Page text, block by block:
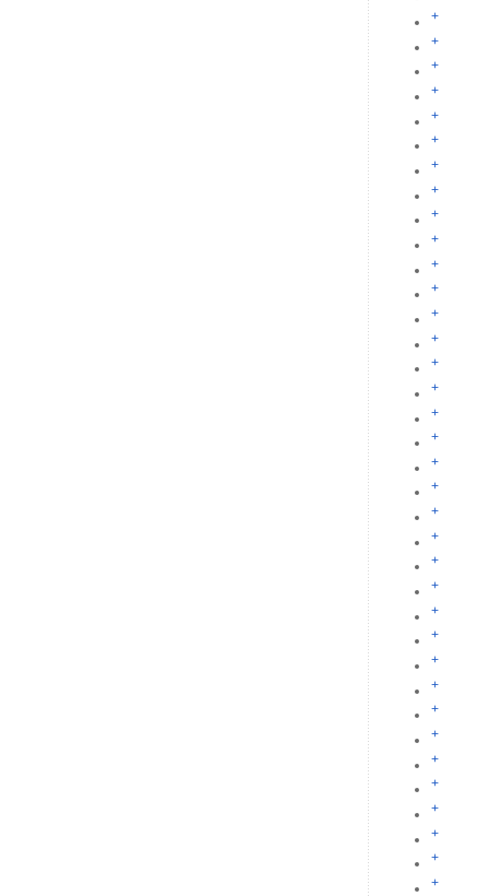
+
+
+
+
+
+
+
+
+
+
+
+
+
+
+
+
+
+
+
+
+
+
+
+
+
+
+
+
+
+
+
+
+
+
+
+